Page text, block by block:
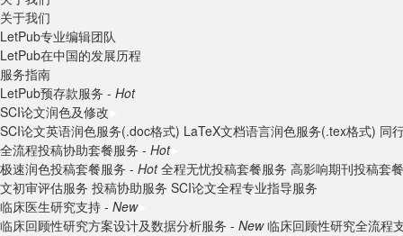
关于我们
LetPub专业编辑团队
LetPub在中国的发展历程
服务指南
LetPub预存款服务 - Hot
SCI论文润色及修改
SCI论文英语润色服务(.doc格式) LaTeX文档语言润色服务(.tex格式) 同
全流程投稿协助套餐服务 - Hot
极速润色投稿套餐服务 - Hot 全程无忧投稿套餐服务 高影响期刊投稿套
文初审评估服务 投稿协助服务 SCI论文全程专业指导服务
临床医生研究支持 - New
临床回顾性研究方案设计及数据分析服务 - New 临床回顾性研究全流程